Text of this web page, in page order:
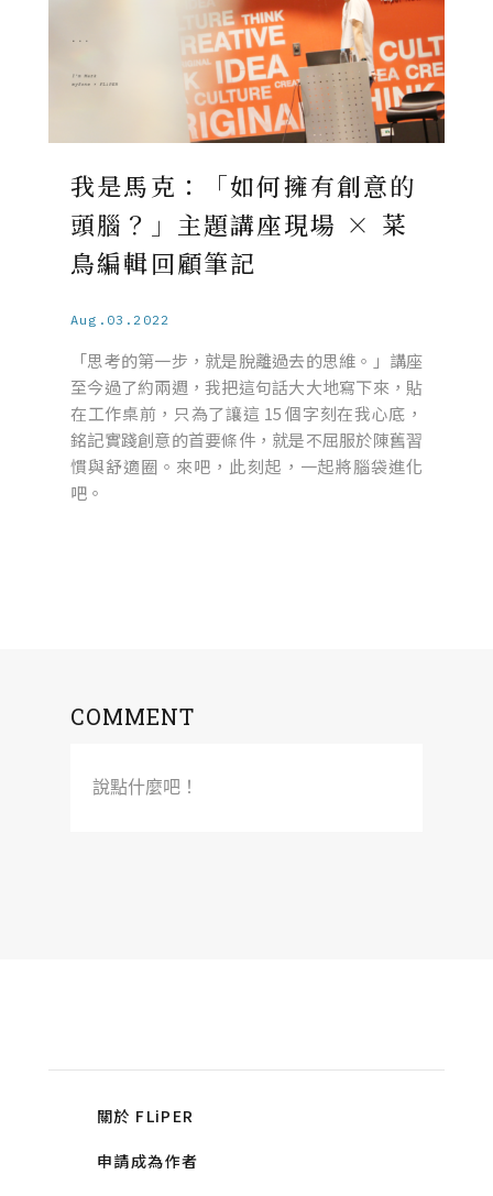
我是馬克：「如何擁有創意的
頭腦？」主題講座現場 × 菜
鳥編輯回顧筆記
Aug.03.2022
「思考的第一步，就是脫離過去的思維。」講座
至今過了約兩週，我把這句話大大地寫下來，貼
在工作桌前，只為了讓這 15 個字刻在我心底，
銘記實踐創意的首要條件，就是不屈服於陳舊習
慣與舒適圈。來吧，此刻起，一起將腦袋進化
吧。
COMMENT
說點什麼吧！
關於 FLiPER
申請成為作者